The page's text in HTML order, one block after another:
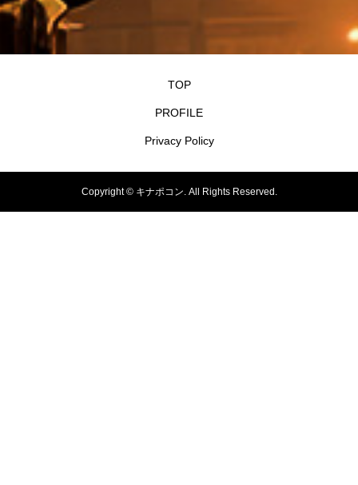
TOP
PROFILE
Privacy Policy
Copyright ©キナポコン. All Rights Reserved.